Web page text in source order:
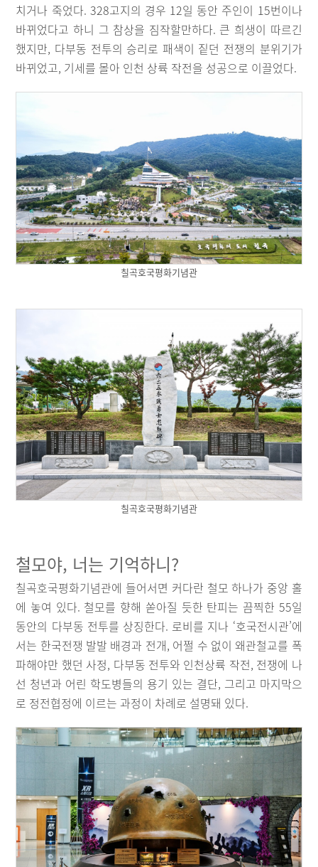
치거나 죽었다. 328고지의 경우 12일 동안 주인이 15번이나
바뀌었다고 하니 그 참상을 짐작할만하다. 큰 희생이 따르긴
했지만, 다부동 전투의 승리로 패색이 짙던 전쟁의 분위기가
바뀌었고, 기세를 몰아 인천 상륙 작전을 성공으로 이끌었다.
칠곡호국평화기념관
칠곡호국평화기념관
철모야, 너는 기억하니?
칠곡호국평화기념관에 들어서면 커다란 철모 하나가 중앙 홀
에 놓여 있다. 철모를 향해 쏟아질 듯한 탄피는 끔찍한 55일
동안의 다부동 전투를 상징한다. 로비를 지나 ‘호국전시관’에
서는 한국전쟁 발발 배경과 전개, 어쩔 수 없이 왜관철교를 폭
파해야만 했던 사정, 다부동 전투와 인천상륙 작전, 전쟁에 나
선 청년과 어린 학도병들의 용기 있는 결단, 그리고 마지막으
로 정전협정에 이르는 과정이 차례로 설명돼 있다.